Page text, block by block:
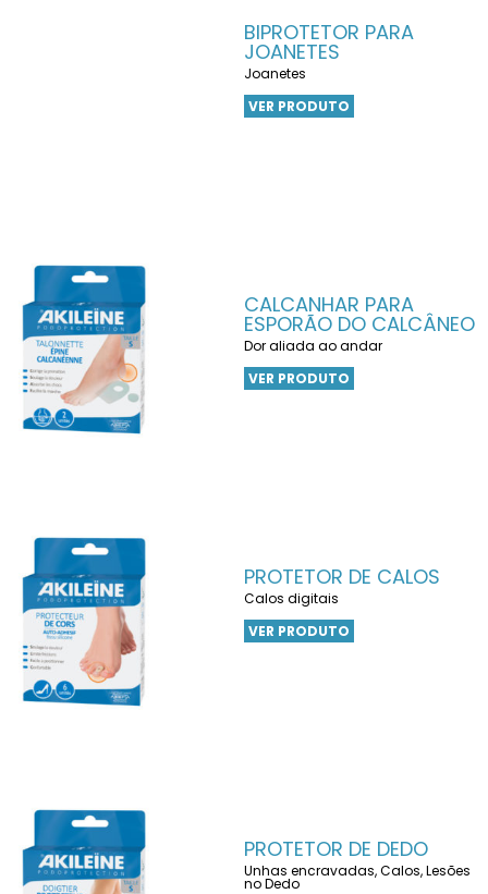
BIPROTETOR PARA
JOANETES
Joanetes
VER PRODUTO
CALCANHAR PARA
ESPORÃO DO CALCÂNEO
Dor aliada ao andar
VER PRODUTO
PROTETOR DE CALOS
Calos digitais
VER PRODUTO
PROTETOR DE DEDO
Unhas encravadas, Calos, Lesões
no Dedo